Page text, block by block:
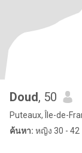
Doud, 50
Puteaux, Île-de-
ค้นหา: หญิง 30 - 42